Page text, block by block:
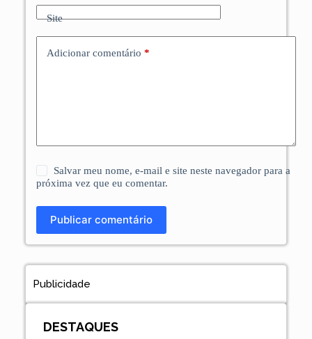
Site
Adicionar comentário *
Salvar meu nome, e-mail e site neste navegador para a
próxima vez que eu comentar.
Publicar comentário
Publicidade
DESTAQUES